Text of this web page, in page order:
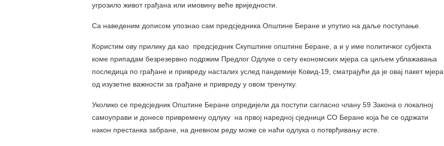
угрозило живот грађана или имовину веће вриједности.
Са наведеним дописом упознао сам предсједника Општине Беране и упутио на даље поступање.
Користим ову прилику да као предсједник Скупштине општине Беране, а и у име политичког субјекта
коме припадам безрезервно подржим Предлог Одлуке о сету економских мјера са циљем ублажавања
последица по грађане и привреду насталих услед пандемије Ковид-19, сматрајући да је овај пакет мјера
од изузетне важности за грађане и привреду у овом тренутку.
Уколико се предсједник Општине Беране опредијели да поступи сагласно члану 59 Закона о локалној
самоуправи и донесе привремену одлуку на првој наредној сједници СО Беране која ће се одржати
након престанка забране, на дневном реду може се наћи одлука о потврђивању исте.